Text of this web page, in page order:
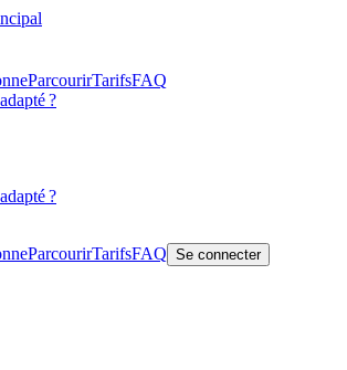
ParcourirTarifsFAQ
?
?
ParcourirTarifsFAQ Se connecter